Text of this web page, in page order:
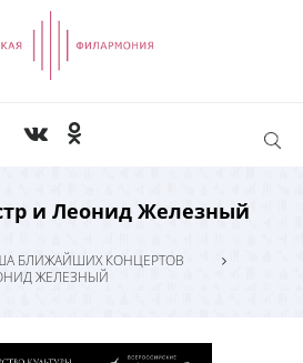
и Леонид Железный
БЛИЖАЙШИХ КОНЦЕРТОВ
ЖЕЛЕЗНЫЙ